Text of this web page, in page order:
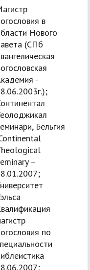
в
Нового
(СПб
-
Бельгия
–
по